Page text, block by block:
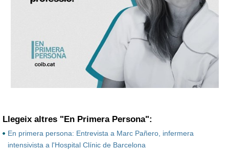
Llegeix altres "En Primera Persona":
En primera persona: Entrevista a Marc Pañero, infermera
intensivista a l'Hospital Clínic de Barcelona